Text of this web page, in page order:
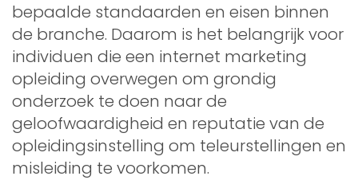
bepaalde standaarden en eisen binnen
de branche. Daarom is het belangrijk voor
individuen die een internet marketing
opleiding overwegen om grondig
onderzoek te doen naar de
geloofwaardigheid en reputatie van de
opleidingsinstelling om teleurstellingen en
misleiding te voorkomen.